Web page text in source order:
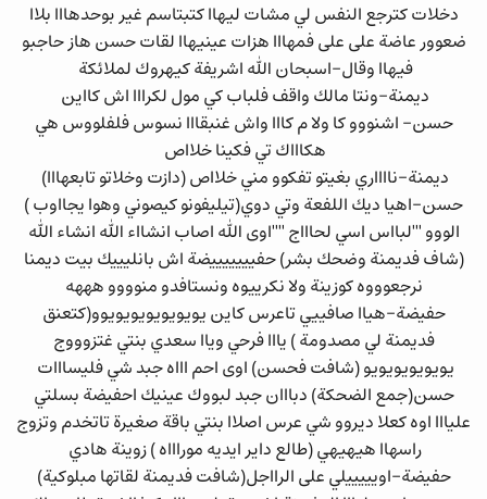
دخلات كترجع النفس لي مشات ليهاا كتبتاسم غير بوحدهااا بلاا
ضعوور عاضة على على فمهااا هزات عينيهاا لقات حسن هاز حاجبو
فيهاا وقال-اسبحان الله اشريفة كيهروك لملائكة
ديمنة-ونتا مالك واقف فلباب كي مول لكرااا اش كااين
حسن- اشنووو كا ولا م كااا واش غنبقااا نسوس فلفلووس هي
هكاااك تي فكينا خلااص
ديمنة-نااااري بغيتو تفكوو مني خلااص (دازت وخلاتو تابعهااا)
حسن-اهيا ديك اللفعة وتي دوي(تيليفونو كيصوني وهوا يجااوب )
الووو '''لبااس اسي لحاااج ''''اوى الله اصاب انشااء الله انشاء الله
(شاف فديمنة وضحك بشر) حفيييييييضة اش بانليييك بيت ديمنا
نرجعوووه كوزينة ولا نكرييوه ونستافدو منوووو هههه
حفيضة-هياا صافييي تاعرس كاين يويويويويويويوو(كتعنق
فديمنة لي مصدومة ) يااا فرحي وياا سعدي بنتي غتزوووج
يويويويويويو (شافت فحسن) اوى احم اااه جبد شي فليسااات
حسن(جمع الضحكة) دبااان جبد لبووك عينيك احفيضة بسلتي
عليااا اوه كعلا ديروو شي عرس اصلاا بنتي باقة صغيرة تاتخدم وتزوج
راسهاا هيهيهي (طالع داير ايديه موراااه ) زوينة هادي
حفيضة-اويييييلي على الرااجل(شافت فديمنة لقاتها مبلوكية)